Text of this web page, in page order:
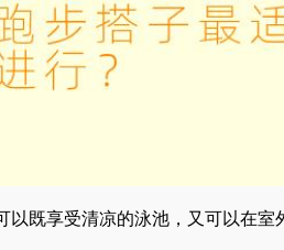
以既享受清凉的泳池，又可以在室